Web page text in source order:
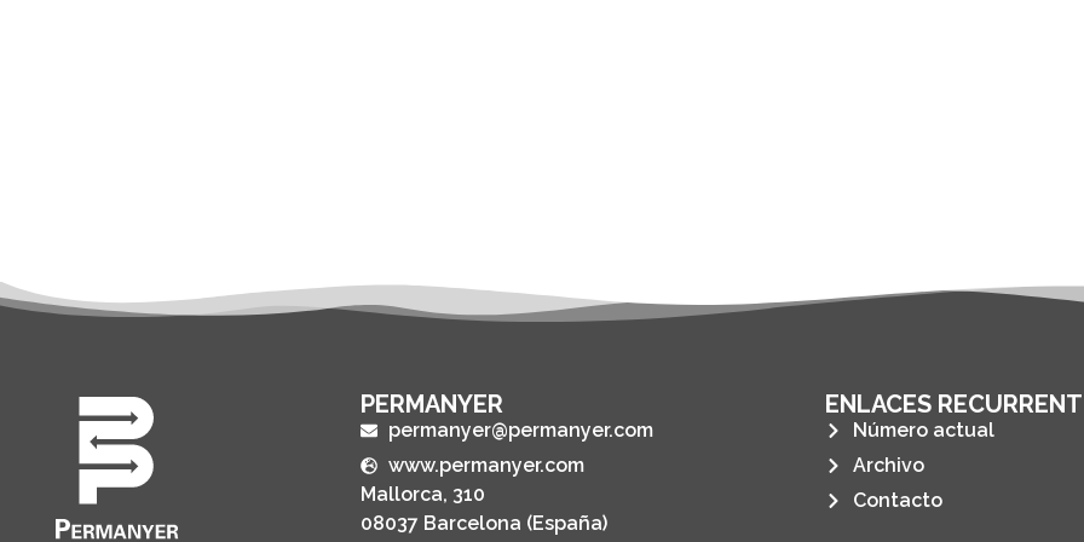
PERMANYER
permanyer@permanyer.com
www.permanyer.com
Mallorca, 310
08037 Barcelona (España)
ENLACES
Número actual
Archivo
Contacto